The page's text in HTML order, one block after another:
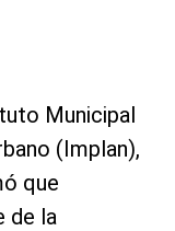
Municipal
(Implan),
que
de la